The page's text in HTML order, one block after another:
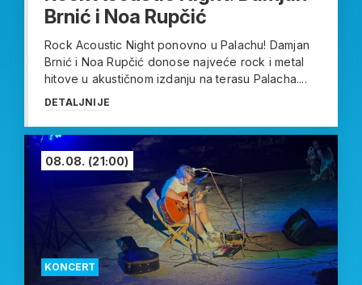
Brnić i Noa Rupčić
Rock Acoustic Night ponovno u Palachu! Damjan
Brnić i Noa Rupčić donose najveće rock i metal
hitove u akustičnom izdanju na terasu Palacha....
DETALJNIJE
KONCERT
08.08. (21:00)